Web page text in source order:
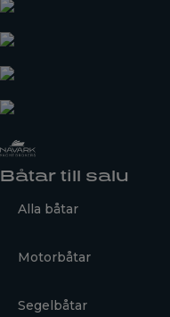
Båtar till salu
Alla båtar
Motorbåtar
Segelbåtar